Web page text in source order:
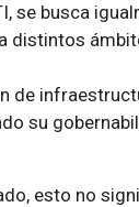
se busca
distintos
de
su
esto no